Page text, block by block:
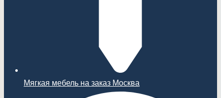
Мягкая мебель на заказ Москва